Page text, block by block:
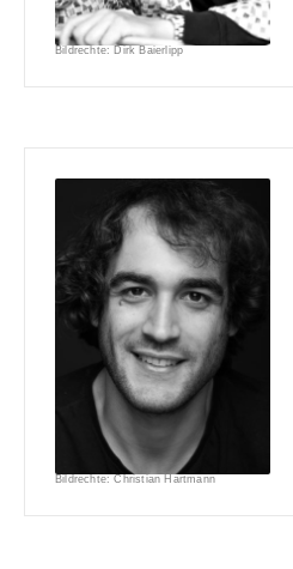
Bildrechte: Dirk Baierlipp
Bildrechte: Christian Hartmann